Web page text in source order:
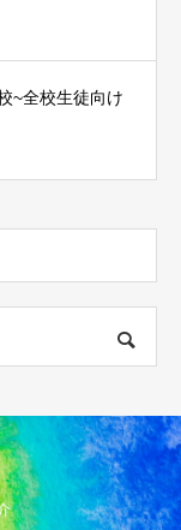
~全校生徒向け